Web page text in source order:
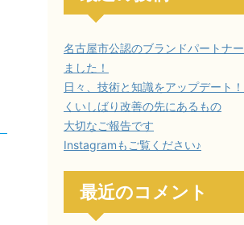
名古屋市公認のブランドパートナ
ました！
日々、技術と知識をアップデート！
くいしばり改善の先にあるもの
大切なご報告です
Instagramもご覧ください♪
最近のコメント